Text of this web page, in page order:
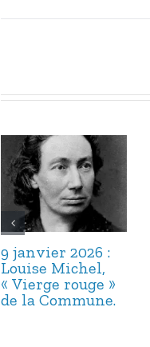
9 janvier 2026 :
Louise Michel,
« Vierge rouge »
de la Commune.